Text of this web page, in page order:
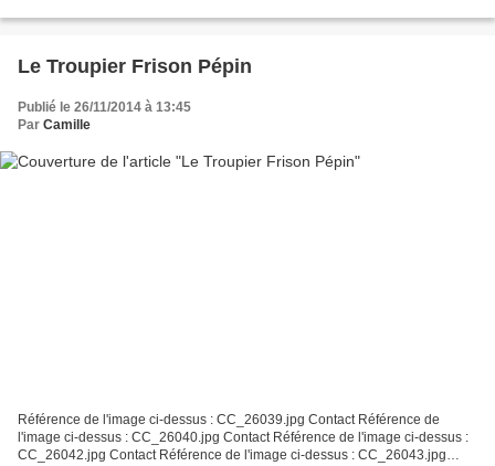
Le Troupier Frison Pépin
Publié le 26/11/2014 à 13:45
Par Camille
Référence de l'image ci-dessus : CC_26039.jpg Contact Référence de
l'image ci-dessus : CC_26040.jpg Contact Référence de l'image ci-dessus :
CC_26042.jpg Contact Référence de l'image ci-dessus : CC_26043.jpg